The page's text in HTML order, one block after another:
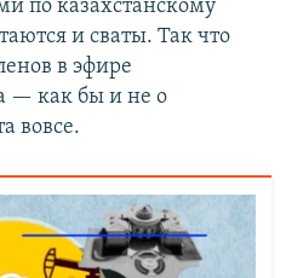
по казахстанскому
и сваты. Так что
в эфире
— как бы и не о
вовсе.